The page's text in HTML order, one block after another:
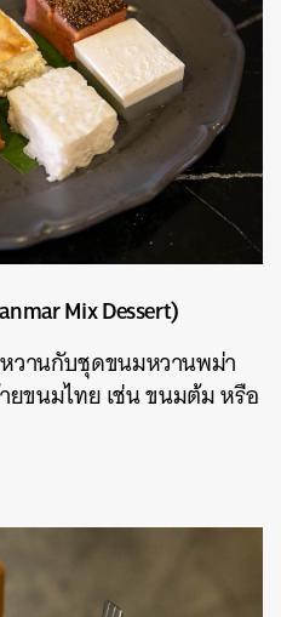
Mix Dessert)
วานกับชุดขนมหวานพม่า
ยขนมไทย เช่น ขนมต้ม หรือ